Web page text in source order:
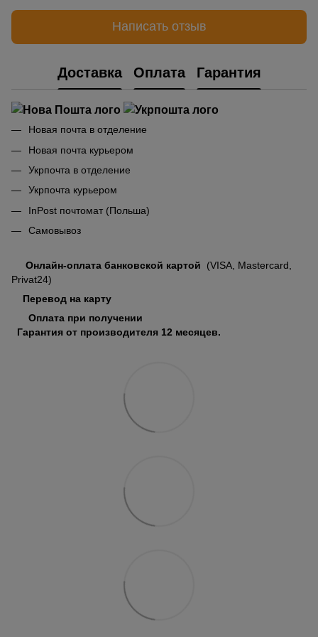
Написать отзыв
Доставка Оплата Гарантия
Новая почта в отделение
Новая почта курьером
Укрпочта в отделение
Укрпочта курьером
InPost почтомат (Польша)
Самовывоз
Онлайн-оплата банковской картой
(VISA, Mastercard,
Privat24)
Перевод на карту
Оплата при получении
Гарантия от производителя 12 месяцев.